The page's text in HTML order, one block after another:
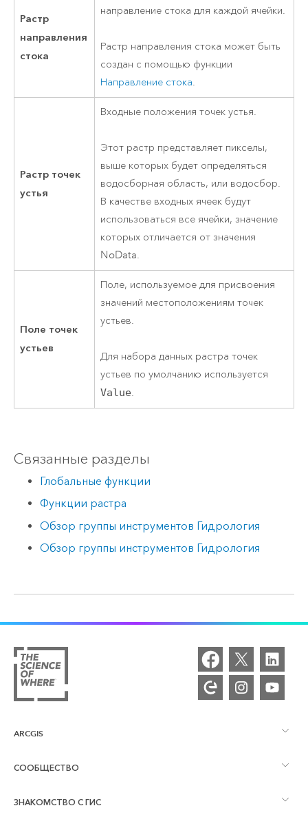
Растр
направления
стока
направление стока для каждой ячейки.
Растр направления стока может быть
создан с помощью функции
Направление стока.
Растр точек
устья
Входные положения точек устья.
Этот растр представляет пикселы,
выше которых будет определяться
водосборная область, или водосбор.
В качестве входных ячеек будут
использоваться все ячейки, значение
которых отличается от значения
NoData.
Поле точек
устьев
Поле, используемое для присвоения
значений местоположениям точек
устьев.
Для набора данных растра точек
устьев по умолчанию используется
Value.
Связанные разделы
Глобальные функции
Функции растра
Обзор группы инструментов Гидрология
Обзор группы инструментов Гидрология
ARCGIS
Обзор ArcGIS
Картография
СООБЩЕСТВО
Сообщества и форумы
ЗНАКОМСТВО С ГИС